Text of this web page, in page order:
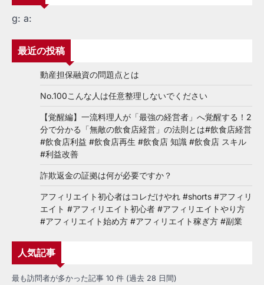
g: a:
最近の投稿
動産担保融資の問題点とは
No.100こんな人は任意整理しないでください
【覚醒編】一流料理人が「最強の経営者」へ覚醒する！2
分で分かる「無敵の飲食店経営」の法則とは#飲食店経営
#飲食店利益 #飲食店再生 #飲食店 知識 #飲食店 スキル
#利益改善
詐欺返金の証拠は何が必要ですか？
アフィリエイト初心者はコレだけやれ #shorts #アフィリ
エイト #アフィリエイト初心者 #アフィリエイトやり方
#アフィリエイト始め方 #アフィリエイト稼ぎ方 #副業
人気記事
最も訪問者が多かった記事 10 件 (過去 28 日間)